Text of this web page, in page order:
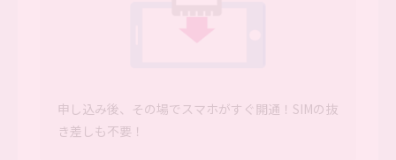
申し込み後、その場でスマホがすぐ開通！SIMの抜
き差しも不要！